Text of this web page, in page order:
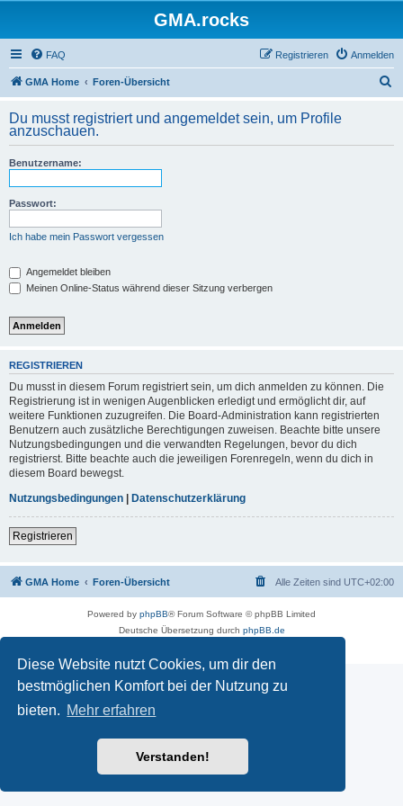
Diese Website nutzt Cookies, um dir den
bestmöglichen Komfort bei der Nutzung zu
bieten. Mehr erfahren
Verstanden!
GMA.rocks
FAQ Anmelden
Registrieren
GMA Home Foren-Übersicht
h
Du musst registriert und angemeldet sein, um Profile
anzuschauen.
Benutzername:
Passwort:
Ich habe mein Passwort vergessen
Angemeldet bleiben
Meinen Online-Status während dieser Sitzung verbergen
REGISTRIEREN
Du musst in diesem Forum registriert sein, um dich anmelden zu können. Die
Registrierung ist in wenigen Augenblicken erledigt und ermöglicht dir, auf
weitere Funktionen zuzugreifen. Die Board-Administration kann registrierten
Benutzern auch zusätzliche Berechtigungen zuweisen. Beachte bitte unsere
Nutzungsbedingungen und die verwandten Regelungen, bevor du dich
registrierst. Bitte beachte auch die jeweiligen Forenregeln, wenn du dich in
diesem Board bewegst.
Nutzungsbedingungen | Datenschutzerklärung
Registrieren
GMA Home Foren-Übersicht Alle Zeiten sind UTC+02:00
Powered by phpBB® Forum Software © phpBB Limited
Deutsche Übersetzung durch phpBB.de